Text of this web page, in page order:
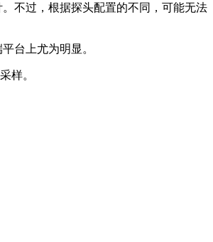
不过，根据探头配置的不同，可能无法
台上尤为明显。
样。